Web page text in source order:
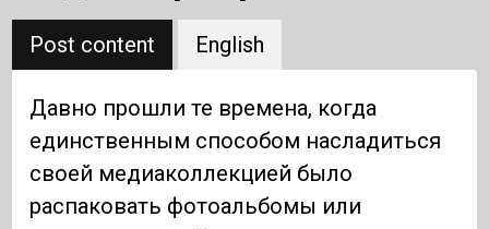
Post content English
Давно прошли те времена, когда
единственным способом насладиться
своей медиаколлекцией было
распаковать фотоальбомы или